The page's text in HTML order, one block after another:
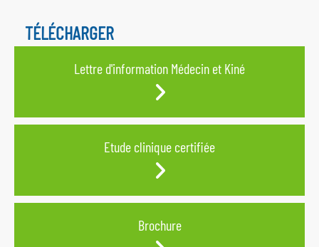
TÉLÉCHARGER
Lettre d'information Médecin et Kiné
Etude clinique certifiée
Brochure